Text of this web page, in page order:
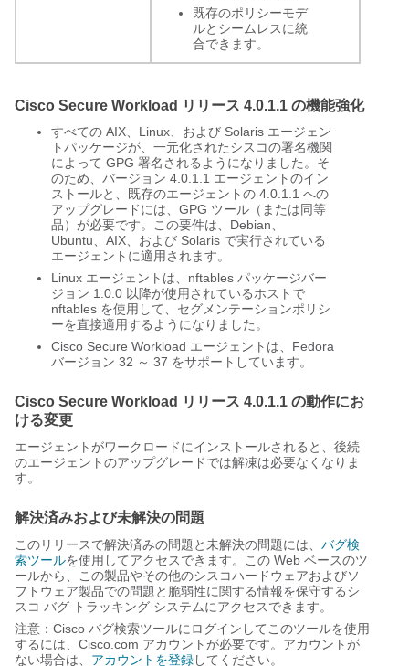
既存のポリシーモデ
ルとシームレスに統
合できます。
Cisco Secure Workload リリース 4.0.1.1 の機能強化
すべての AIX、Linux、および Solaris エージェン
トパッケージが、一元化されたシスコの署名機関
によって GPG 署名されるようになりました。そ
のため、バージョン 4.0.1.1 エージェントのイン
ストールと、既存のエージェントの 4.0.1.1 への
アップグレードには、GPG ツール（または同等
品）が必要です。この要件は、Debian、
Ubuntu、AIX、および Solaris で実行されている
エージェントに適用されます。
Linux エージェントは、nftables パッケージバー
ジョン 1.0.0 以降が使用されているホストで
nftables を使用して、セグメンテーションポリシ
ーを直接適用するようになりました。
Cisco Secure Workload エージェントは、Fedora
バージョン 32 ～ 37 をサポートしています。
Cisco Secure Workload リリース 4.0.1.1 の動作にお
ける変更
エージェントがワークロードにインストールされると、後続
のエージェントのアップグレードでは解凍は必要なくなりま
す。
解決済みおよび未解決の問題
このリリースで解決済みの問題と未解決の問題には、 バグ検
索ツールを使用してアクセスできます。この Web ベースのツ
ールから、この製品やその他のシスコハードウェアおよびソ
フトウェア製品での問題と脆弱性に関する情報を保守するシ
スコ バグ トラッキング システムにアクセスできます。
注意：Cisco バグ検索ツールにログインしてこのツールを使用
するには、Cisco.com アカウントが必要です。アカウントが
ない場合は、 アカウントを登録してください。